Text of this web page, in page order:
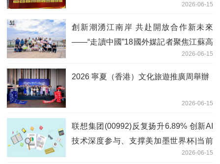
2026-06-15
創新潮湧江南岸 共赴開放合作新未來
——“走讀中國”18國外媒記者聚焦江蘇高
2026-06-15
2026 寧夏（香港）文化旅遊推廣周舉辦
2026-06-15
联想集团(00992)反复扬升6.89% 创新AI
技术深度参与、支撑美加墨世界杯|当前
2026-06-15